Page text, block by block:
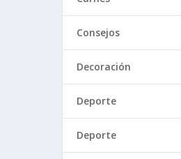
Consejos
Decoración
Deporte
Deporte